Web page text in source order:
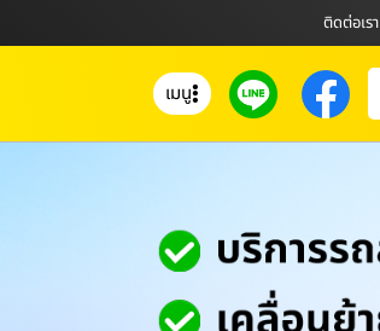
ติดต่อเรา
เมนู